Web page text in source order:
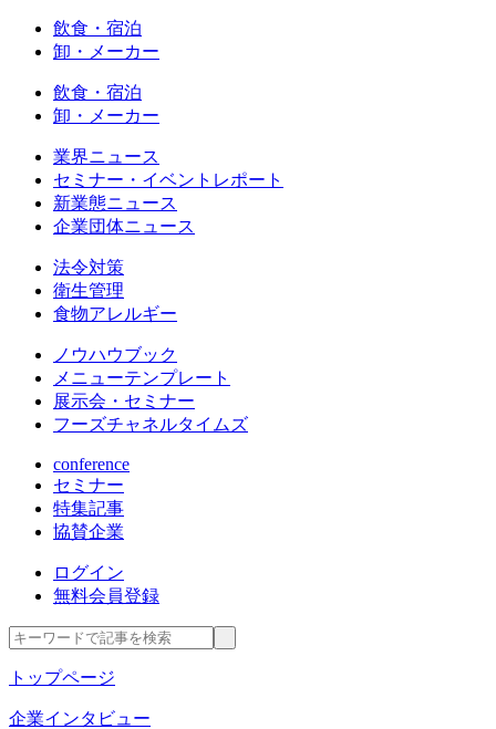
飲食・宿泊
卸・メーカー
飲食・宿泊
卸・メーカー
業界ニュース
セミナー・イベントレポート
新業態ニュース
企業団体ニュース
法令対策
衛生管理
食物アレルギー
ノウハウブック
メニューテンプレート
展示会・セミナー
フーズチャネルタイムズ
conference
セミナー
特集記事
協賛企業
ログイン
無料会員登録
トップページ
企業インタビュー